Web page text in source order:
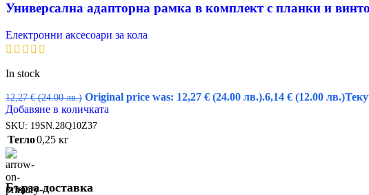
Универсална адапторна рамка в комплект с планки и
Електронни аксесоари за кола
In stock
12,27€ (24.00 лв.) Original price was: 12,27 € (24.00 лв.).6,14 € (12.00 лв.)
Добавяне в количката
SKU: 19SN.28Q10Z37
Тегло0,25 кг
Бърза доставка